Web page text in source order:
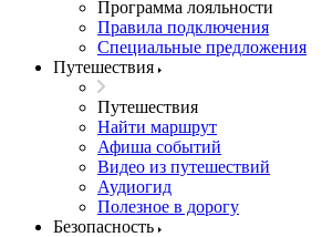
Программа лояльности
Правила подключения
Специальные предложения
Путешествия
Путешествия
Найти маршрут
Афиша событий
Видео из путешествий
Аудиогид
Полезное в дорогу
Безопасность